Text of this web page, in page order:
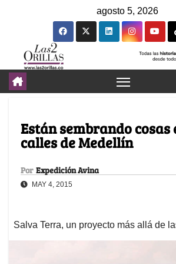
agosto 5, 2026
Están sembrando cosas
calles de Medellín
Por Expedición Avina
MAY 4, 2015
Salva Terra, un proyecto más allá de